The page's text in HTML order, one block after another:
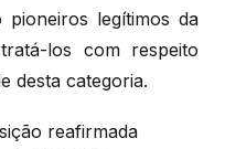
pioneiros legítimos da
los com respeito
desta categoria.
reafirmada